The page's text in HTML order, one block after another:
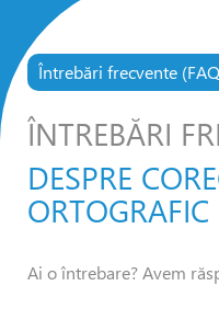
Întrebări frecvente
ÎNTREBĂRI
DESPRE
ORTOGRAFIC
Ai o întrebare? Avem